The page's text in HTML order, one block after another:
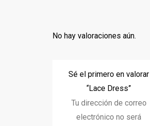
No hay valoraciones aún.
Sé el primero en valorar
“Lace Dress”
Tu dirección de correo
electrónico no será